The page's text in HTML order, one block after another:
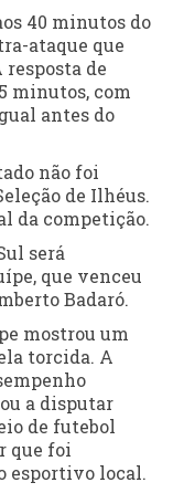
40 minutos do
ataque que
de
minutos, com
antes do
não foi
de Ilhéus.
da competição.
será
que venceu
Badaró.
mostrou um
torcida. A
a disputar
de futebol
que foi
esportivo local.